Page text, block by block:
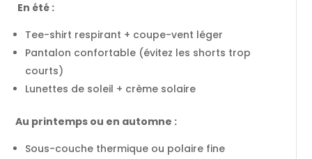
En été :
Tee-shirt respirant + coupe-vent léger
Pantalon confortable (évitez les shorts trop
courts)
Lunettes de soleil + crème solaire
Au printemps ou en automne :
Sous-couche thermique ou polaire fine